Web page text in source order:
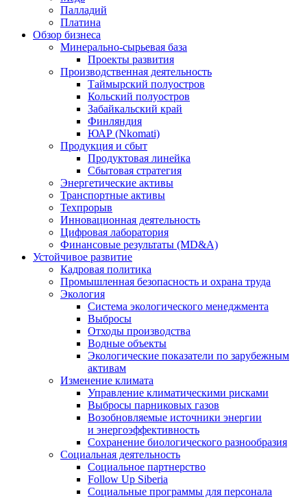
Палладий
Платина
Обзор бизнеса
Минерально-сырьевая база
Проекты развития
Производственная деятельность
Таймырский полуостров
Кольский полуостров
Забайкальский край
Финляндия
ЮАР (Nkomati)
Продукция и сбыт
Продуктовая линейка
Сбытовая стратегия
Энергетические активы
Транспортные активы
Техпрорыв
Инновационная деятельность
Цифровая лаборатория
Финансовые результаты (MD&A)
Устойчивое развитие
Кадровая политика
Промышленная безопасность и охрана труда
Экология
Система экологического менеджмента
Выбросы
Отходы производства
Водные объекты
Экологические показатели по зарубежным
активам
Изменение климата
Управление климатическими рисками
Выбросы парниковых газов
Возобновляемые источники энергии
и энергоэффективность
Сохранение биологического разнообразия
Социальная деятельность
Социальное партнерство
Follow Up Siberia
Социальные программы для персонала